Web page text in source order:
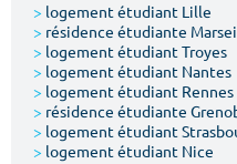
Votre date d'entrée
> logement étudiant Lille
> résidence étudiante
> logement étudiant Troyes
> logement étudiant Nantes
> logement étudiant Rennes
> résidence étudiante
> logement étudiant
> logement étudiant Nice